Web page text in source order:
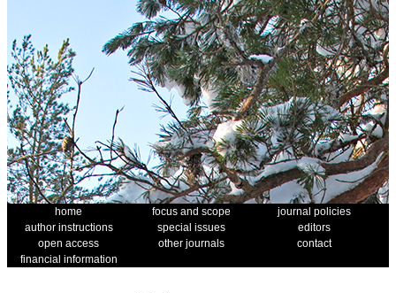
home focus and scope
journal policies
author instructions
special issues
editors
open access
other journals
contact
financial information